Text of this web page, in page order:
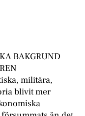
BAKGRUND
militära,
blivit mer